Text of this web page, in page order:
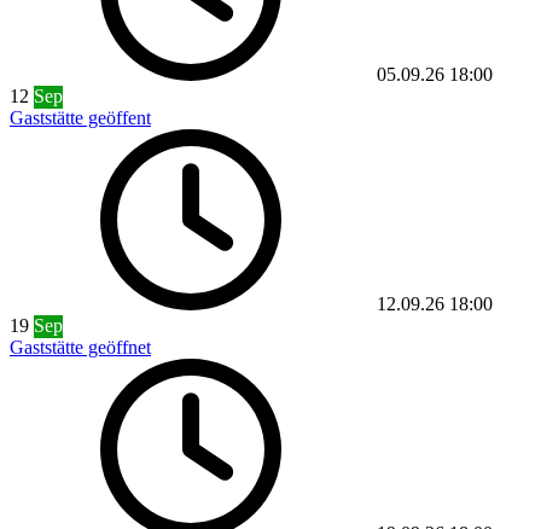
05.09.26 18:00
12 Sep
Gaststätte geöffent
12.09.26 18:00
19 Sep
Gaststätte geöffnet